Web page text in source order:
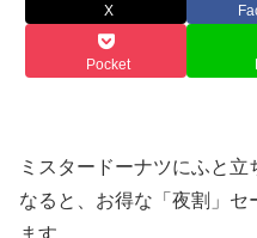
X
Pocket
ミスタードーナツにふと
なると、お得な「夜割」セ